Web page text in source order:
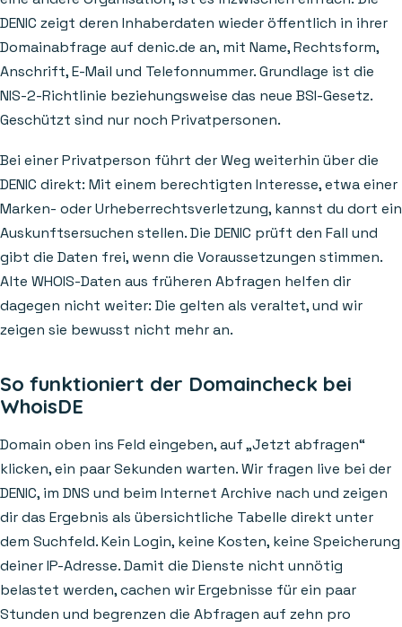
DENIC zeigt deren Inhaberdaten wieder öffentlich in ihrer
Domainabfrage auf denic.de an, mit Name, Rechtsform,
Anschrift, E-Mail und Telefonnummer. Grundlage ist die
NIS-2-Richtlinie beziehungsweise das neue BSI-Gesetz.
Geschützt sind nur noch Privatpersonen.
Bei einer Privatperson führt der Weg weiterhin über die
DENIC direkt: Mit einem berechtigten Interesse, etwa einer
Marken- oder Urheberrechtsverletzung, kannst du dort ein
Auskunftsersuchen stellen. Die DENIC prüft den Fall und
gibt die Daten frei, wenn die Voraussetzungen stimmen.
Alte WHOIS-Daten aus früheren Abfragen helfen dir
dagegen nicht weiter: Die gelten als veraltet, und wir
zeigen sie bewusst nicht mehr an.
So funktioniert der Domaincheck bei
WhoisDE
Domain oben ins Feld eingeben, auf „Jetzt abfragen“
klicken, ein paar Sekunden warten. Wir fragen live bei der
DENIC, im DNS und beim Internet Archive nach und zeigen
dir das Ergebnis als übersichtliche Tabelle direkt unter
dem Suchfeld. Kein Login, keine Kosten, keine Speicherung
deiner IP-Adresse. Damit die Dienste nicht unnötig
belastet werden, cachen wir Ergebnisse für ein paar
Stunden und begrenzen die Abfragen auf zehn pro